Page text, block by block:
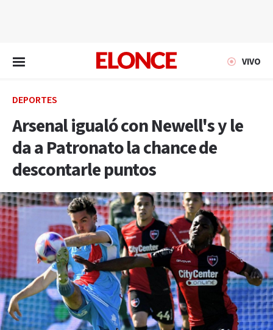
VIVO
DEPORTES
Arsenal igualó con Newell's y le
da a Patronato la chance de
descontarle puntos